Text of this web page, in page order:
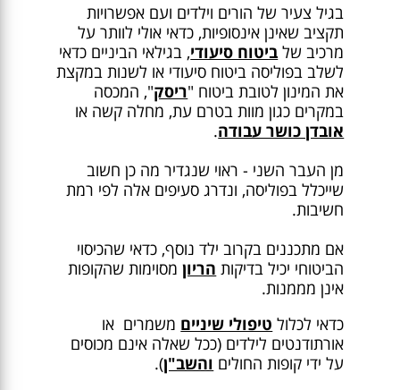
בגיל צעיר של הורים וילדים ועם אפשרויות
תקציב שאינן אינסופיות, כדאי אולי לוותר על
מרכיב של ביטוח סיעודי, בגילאי הביניים כדאי
לשלב בפוליסה ביטוח סיעודי או לשנות במקצת
את המינון לטובת ביטוח "ריסק", המכסה
במקרים כגון מוות בטרם עת, מחלה קשה או
אובדן כושר עבודה.
מן העבר השני - ראוי שנגדיר מה כן חשוב
שייכלל בפוליסה, ונדרג סעיפים אלה לפי רמת
חשיבות.
אם מתכננים בקרוב ילד נוסף, כדאי שהכיסוי
הביטוחי יכיל בדיקות הריוןמסוימות שהקופות
אינן מממנות.
כדאי לכלול טיפולי שיניים משמרים או
אורתודנטים לילדים (ככל שאלה אינם מכוסים
על ידי קופות החולים והשב"ן).